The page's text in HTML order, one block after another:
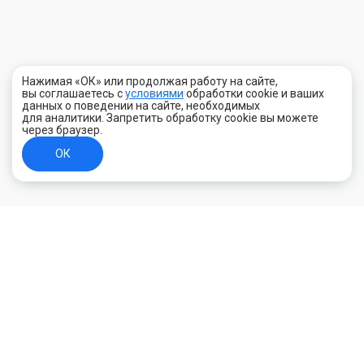
Нажимая «ОК» или продолжая работу на сайте,
вы соглашаетесь сусловиями обработки cookie и ваших
данных о поведении на сайте, необходимых
для аналитики. Запретить обработку cookie вы можете
через браузер.
ОК